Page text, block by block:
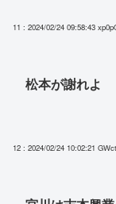
11 : 2024/02/24 09:58:43
松本が謝れよ
12 : 2024/02/24 10:02:21